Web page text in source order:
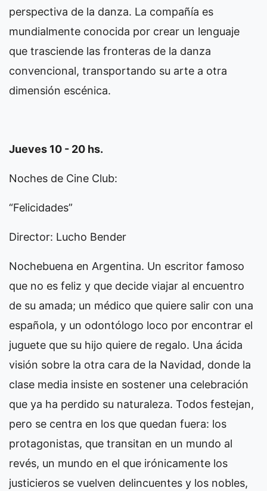
perspectiva de la danza. La compañía es
mundialmente conocida por crear un lenguaje
que trasciende las fronteras de la danza
convencional, transportando su arte a otra
dimensión escénica.
Jueves 10 - 20 hs.
Noches de Cine Club:
“Felicidades”
Director: Lucho Bender
Nochebuena en Argentina. Un escritor famoso
que no es feliz y que decide viajar al encuentro
de su amada; un médico que quiere salir con una
española, y un odontólogo loco por encontrar el
juguete que su hijo quiere de regalo. Una ácida
visión sobre la otra cara de la Navidad, donde la
clase media insiste en sostener una celebración
que ya ha perdido su naturaleza. Todos festejan,
pero se centra en los que quedan fuera: los
protagonistas, que transitan en un mundo al
revés, un mundo en el que irónicamente los
justicieros se vuelven delincuentes y los nobles,